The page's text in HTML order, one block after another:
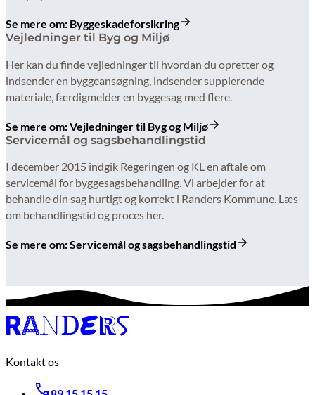
Se mere om: Byggeskadeforsikring
Vejledninger til Byg og Miljø
Her kan du finde vejledninger til hvordan du opretter og
indsender en byggeansøgning, indsender supplerende
materiale, færdigmelder en byggesag med flere.
Se mere om: Vejledninger til Byg og Miljø
Servicemål og sagsbehandlingstid
I december 2015 indgik Regeringen og KL en aftale om
servicemål for byggesagsbehandling. Vi arbejder for at
behandle din sag hurtigt og korrekt i Randers Kommune. Læs
om behandlingstid og proces her.
Se mere om: Servicemål og sagsbehandlingstid
Kontakt os